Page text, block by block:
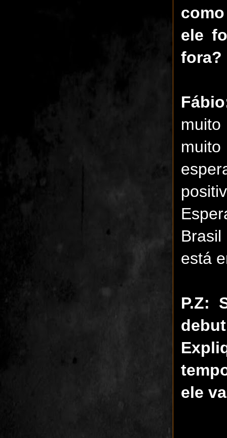
ele
fora?
está
P.Z:
ele